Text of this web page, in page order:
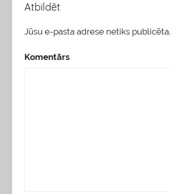
Atbildēt
Jūsu e-pasta adrese netiks publicēta.
Komentārs